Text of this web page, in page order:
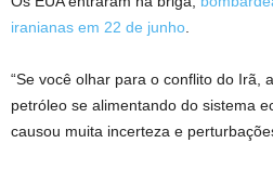
iranianas em 22 de junho
“Se você olhar para o conflito do Irã,
petróleo se alimentando do sistema
causou muita incerteza e